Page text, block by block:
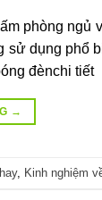
phòng ngủ
sử dụng phổ
đènchi tiết
→
, Kinh nghiệm